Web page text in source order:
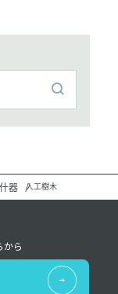
器 人工樹木
から